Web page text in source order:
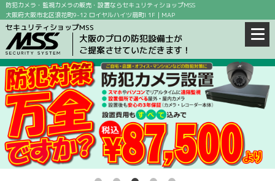
防犯カメラ・監視カメラの販売・設置ならセキュリティショップMSS
大阪府大阪市北区浪花町9-12 ロイヤルハイツ扇町I 1F｜ MAP
セキュリティショップMSS
大阪のプロの防犯設備士が
ご提案させていただきます！